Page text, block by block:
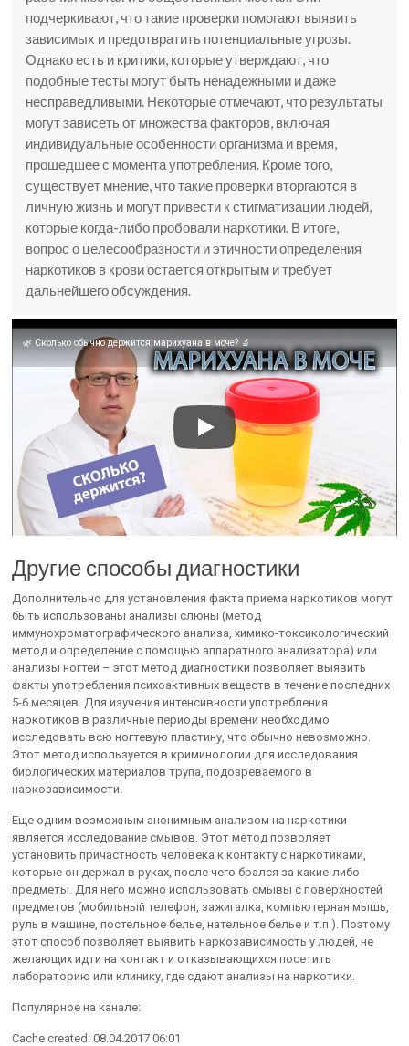
подчеркивают, что такие проверки помогают выявить
зависимых и предотвратить потенциальные угрозы.
Однако есть и критики, которые утверждают, что
подобные тесты могут быть ненадежными и даже
несправедливыми. Некоторые отмечают, что результаты
могут зависеть от множества факторов, включая
индивидуальные особенности организма и время,
прошедшее с момента употребления. Кроме того,
существует мнение, что такие проверки вторгаются в
личную жизнь и могут привести к стигматизации людей,
которые когда-либо пробовали наркотики. В итоге,
вопрос о целесообразности и этичности определения
наркотиков в крови остается открытым и требует
дальнейшего обсуждения.
🌿 Сколько обычно держится марихуана в моче? 🔬
Другие способы диагностики
Дополнительно для установления факта приема наркотиков могут
быть использованы анализы слюны (метод
иммунохроматографического анализа, химико-токсикологический
метод и определение с помощью аппаратного анализатора) или
анализы ногтей – этот метод диагностики позволяет выявить
факты употребления психоактивных веществ в течение последних
5-6 месяцев. Для изучения интенсивности употребления
наркотиков в различные периоды времени необходимо
исследовать всю ногтевую пластину, что обычно невозможно.
Этот метод используется в криминологии для исследования
биологических материалов трупа, подозреваемого в
наркозависимости.
Еще одним возможным анонимным анализом на наркотики
является исследование смывов. Этот метод позволяет
установить причастность человека к контакту с наркотиками,
которые он держал в руках, после чего брался за какие-либо
предметы. Для него можно использовать смывы с поверхностей
предметов (мобильный телефон, зажигалка, компьютерная мышь,
руль в машине, постельное белье, нательное белье и т.п.). Поэтому
этот способ позволяет выявить наркозависимость у людей, не
желающих идти на контакт и отказывающихся посетить
лабораторию или клинику, где сдают анализы на наркотики.
Популярное на канале:
Cache created: 08.04.2017 06:01